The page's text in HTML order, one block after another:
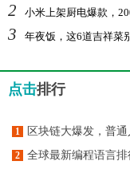
2 小米上架厨电爆款，
3 年夜饭，这6道吉祥菜
点击排行
1 区块链大爆发，普
2 全球最新编程语言排